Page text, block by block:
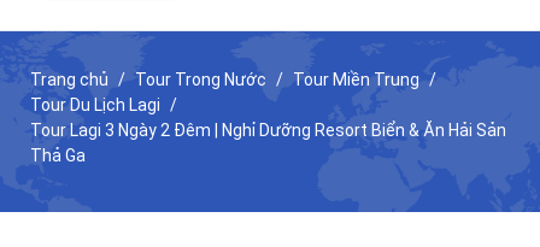
Trang chủ Tour Trong Nước
Tour Miền Trung
Tour Du Lịch Lagi
Tour Lagi 3 Ngày 2 Đêm | Nghỉ Dưỡng Resort Biển & Ăn Hải Sản
Thả Ga